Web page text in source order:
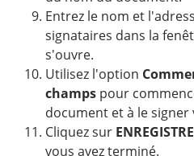
Entrez le nom et
signataires dans la
s'ouvre.
Utilisez l'option
champs pour
document et à le signer
Cliquez sur
vous avez terminé.